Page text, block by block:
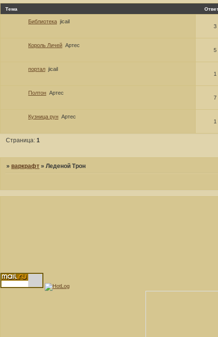
Тема
Библиотека jicail
3
Король Личей Артес
5
портал jicail
1
Полтон Артес
7
Кузница рун Артес
1
Страница:1
» варкрафт »Леденой Трон